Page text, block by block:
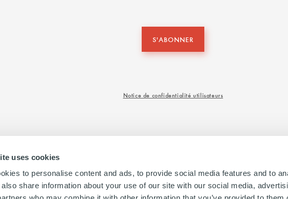
uses cookies
to personalise content and ads, to provide social media features and to
share information about your use of our site with our social media,
S'ABONNER
Notice de confidentialité utilisateurs